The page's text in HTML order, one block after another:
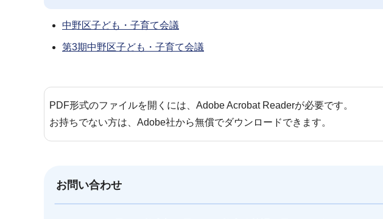
中野区子ども・子育て会議
第3期中野区子ども・子育て会議
PDF形式のファイルを開くには、Adobe Acrobat Readerが必要です。
お持ちでない方は、Adobe社から無償でダウンロードできます。
お問い合わせ